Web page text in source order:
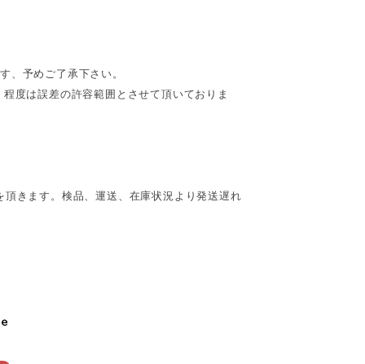
、予めご了承下さい。
度は誤差の許容範囲とさせて頂いておりま
きます。検品、運送、在庫状況より発送遅れ